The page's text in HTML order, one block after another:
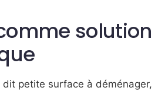
dit petite surface à